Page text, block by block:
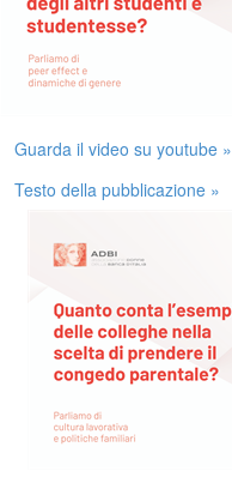
Guarda il video su youtube »
Testo della pubblicazione »